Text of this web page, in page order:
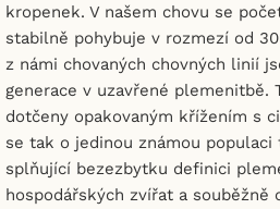
kropenek. V našem chovu se
stabilně pohybuje v rozmezí od
z námi chovaných chovných linií
generace v uzavřené plemenitbě.
dotčeny opakovaným křížením s
se tak o jedinou známou
splňující bezezbytku definici
hospodářských zvířat a souběžně